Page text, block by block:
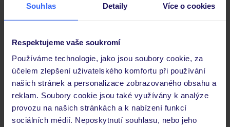
Souhlas Detaily Více o cookies
Respektujeme vaše soukromí
Používáme technologie, jako jsou soubory cookie, za
účelem zlepšení uživatelského komfortu při používání
našich stránek a personalizace zobrazovaného obsahu a
reklam. Soubory cookie jsou také využívány k analýze
provozu na našich stránkách a k nabízení funkcí
sociálních médií. Neposkytnutí souhlasu, nebo jeho
Důležité informace
Často kladené otázky
Jaké doklady jsou potřebné při cestování?
Budeme ubytováni ihned po příjezdu do hotelu?
Kam jít po přistání a vyzvednutí zavazadel?
Zobrazit další